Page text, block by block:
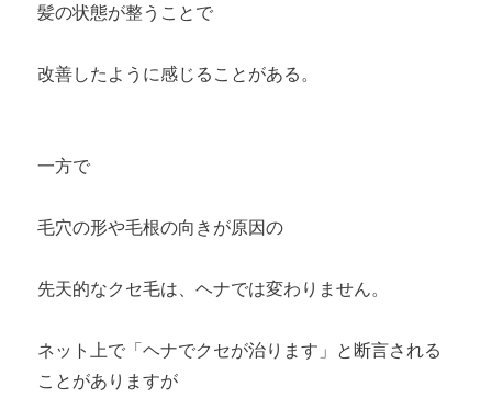
髪の状態が整うことで
改善したように感じることがある。
一方で
毛穴の形や毛根の向きが原因の
先天的なクセ毛は、ヘナでは変わりません。
ネット上で「ヘナでクセが治ります」と断言される
ことがありますが